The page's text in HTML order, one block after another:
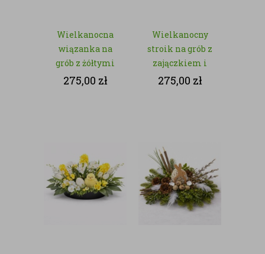
Wielkanocna
wiązanka na
grób z żółtymi
chryzantemami
275,00 zł
Wielkanocny
stroik na grób z
zajączkiem i
baziami – z
275,00 zł